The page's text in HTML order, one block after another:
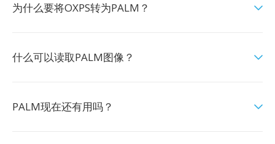
为什么要将OXPS转为PALM？
什么可以读取PALM图像？
PALM现在还有用吗？